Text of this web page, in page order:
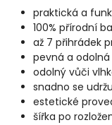
praktická a
100% přírodní
až 7 přihrádek
pevná a
odolný vůči
snadno se
estetické
šířka po